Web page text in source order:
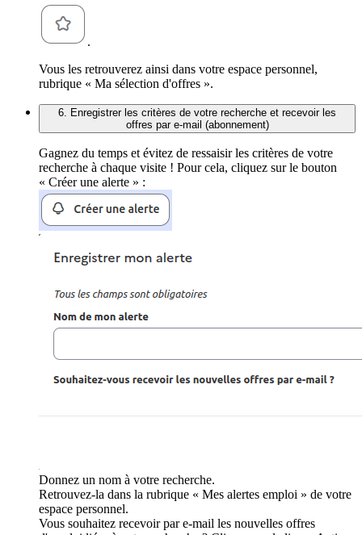
.
Vous les retrouverez ainsi dans votre espace personnel,
rubrique « Ma sélection d'offres ».
6. Enregistrer les critères de votre recherche et recevoir les
offres par e-mail (abonnement)
Gagnez du temps et évitez de ressaisir les critères de votre
recherche à chaque visite ! Pour cela, cliquez sur le bouton
« Créer une alerte » :
Donnez un nom à votre recherche.
Retrouvez-la dans la rubrique « Mes alertes emploi » de votre
espace personnel.
Vous souhaitez recevoir par e-mail les nouvelles offres